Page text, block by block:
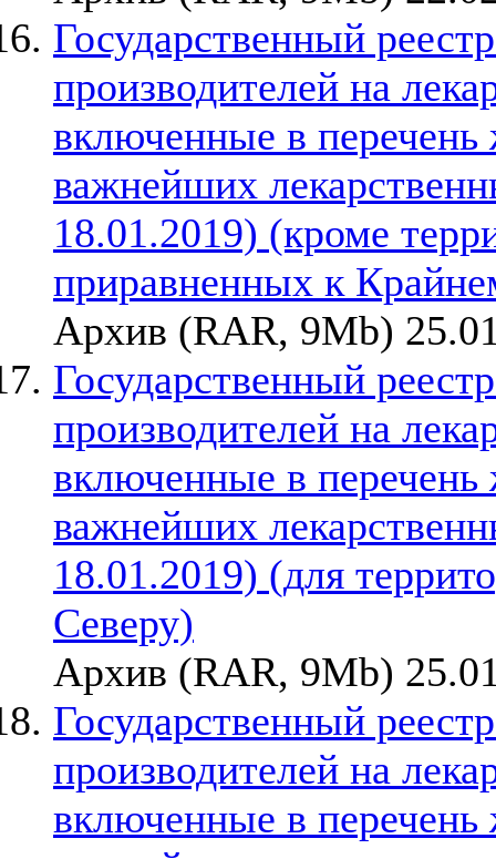
Государственный
производителей на
включенные в
важнейших
18.01.2019) (кроме
приравненных к
Архив (RAR, 9Mb)
Государственный
производителей на
включенные в
важнейших
18.01.2019) (для
Северу)
Архив (RAR, 9Mb)
Государственный
производителей на
включенные в